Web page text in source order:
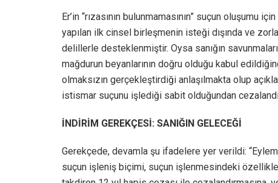
Er’in “rızasının bulunmamasının” suçun oluşumu
yapılan ilk cinsel birleşmenin isteği dışında ve
delillerle desteklenmiştir. Oysa sanığın
mağdurun beyanlarının doğru olduğu kabul
olmaksızın gerçekleştirdiği anlaşılmakta olup
istismar suçunu işlediği sabit olduğundan
İNDİRİM GEREKÇESİ: SANIĞIN GELECEĞİ
Gerekçede, devamla şu ifadelere yer verildi:
suçun işleniş biçimi, suçun işlenmesindeki